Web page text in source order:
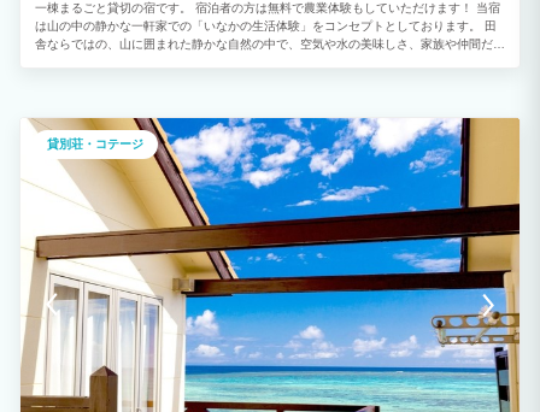
一棟まるごと貸切の宿です。 宿泊者の方は無料で農業体験もしていただけます！ 当宿
は山の中の静かな一軒家での「いなかの生活体験」をコンセプトとしております。 田
舎ならではの、山に囲まれた静かな自然の中で、空気や水の美味しさ、家族や仲間だけ
貸別荘・コテージ